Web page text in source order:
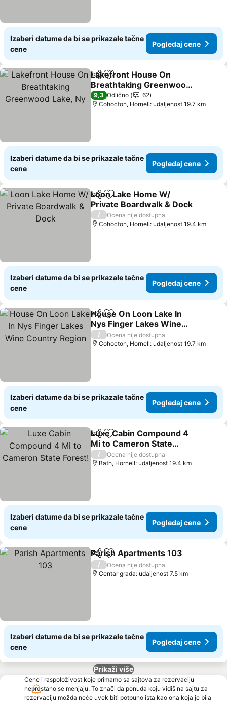
Izaberi datume da bi se prikazale tačne
cene
Pogledaj cene
Deli Dodati u favorite
Lakefront House On
Breathtaking Greenwood
Lake, Ny
9,3 Odlično
62
Cohocton, Hornell: udaljenost 19.7 km
Izaberi datume da bi se prikazale tačne
cene
Pogledaj cene
Deli Dodati u favorite
Loon Lake Home W/
Private Boardwalk & Dock
/
Ocena nije dostupna
Cohocton, Hornell: udaljenost 19.4 km
Izaberi datume da bi se prikazale tačne
cene
Pogledaj cene
Deli Dodati u favorite
House On Loon Lake In
Nys Finger Lakes Wine
Country Region
/
Ocena nije dostupna
Cohocton, Hornell: udaljenost 19.7 km
Izaberi datume da bi se prikazale tačne
cene
Pogledaj cene
Deli Dodati u favorite
Luxe Cabin Compound 4
Mi to Cameron State
Forest!
/
Ocena nije dostupna
Bath, Hornell: udaljenost 19.4 km
Izaberi datume da bi se prikazale tačne
cene
Pogledaj cene
Deli Dodati u favorite
Parish Apartments 103
/
Ocena nije dostupna
Centar grada: udaljenost 7.5 km
Izaberi datume da bi se prikazale tačne
cene
Pogledaj cene
Prikaži više
Cene i raspoloživost koje primamo sa sajtova za rezervaciju
neprestano se menjaju. To znači da ponuda koju vidiš na sajtu za
rezervaciju možda neće uvek biti potpuno ista kao ona koja je bila